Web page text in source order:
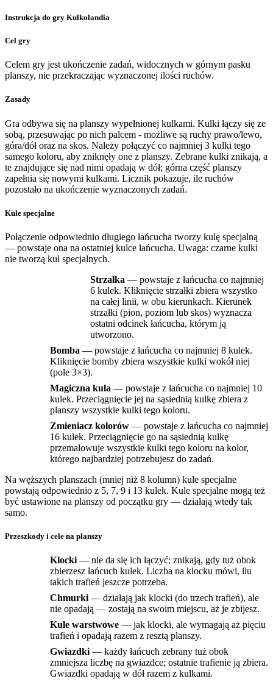
Instrukcja do gry Kulkolandia
Cel gry
Celem gry jest ukończenie zadań, widocznych w górnym pasku
planszy, nie przekraczając wyznaczonej ilości ruchów.
Zasady
Gra odbywa się na planszy wypełnionej kulkami. Kulki łączy się ze
sobą, przesuwając po nich palcem - możliwe są ruchy prawo/lewo,
góra/dół oraz na skos. Należy połączyć co najmniej 3 kulki tego
samego koloru, aby zniknęły one z planszy. Zebrane kulki znikają, a
te znajdujące się nad nimi opadają w dół; górna część planszy
zapełnia się nowymi kulkami. Licznik pokazuje, ile ruchów
pozostało na ukończenie wyznaczonych zadań.
Kule specjalne
Połączenie odpowiednio długiego łańcucha tworzy kulę specjalną
— powstaje ona na ostatniej kulce łańcucha. Uwaga: czarne kulki
nie tworzą kul specjalnych.
Strzałka — powstaje z łańcucha co najmniej
6 kulek. Kliknięcie strzałki zbiera wszystko
na całej linii, w obu kierunkach. Kierunek
strzałki (pion, poziom lub skos) wyznacza
ostatni odcinek łańcucha, którym ją
utworzono.
Bomba — powstaje z łańcucha co najmniej 8 kulek.
Kliknięcie bomby zbiera wszystkie kulki wokół niej
(pole 3×3).
Magiczna kula — powstaje z łańcucha co najmniej 10
kulek. Przeciągnięcie jej na sąsiednią kulkę zbiera z
planszy wszystkie kulki tego koloru.
Zmieniacz kolorów — powstaje z łańcucha co najmniej
16 kulek. Przeciągnięcie go na sąsiednią kulkę
przemalowuje wszystkie kulki tego koloru na kolor,
którego najbardziej potrzebujesz do zadań.
Na węższych planszach (mniej niż 8 kolumn) kule specjalne
powstają odpowiednio z 5, 7, 9 i 13 kulek. Kule specjalne mogą też
być ustawione na planszy od początku gry — działają wtedy tak
samo.
Przeszkody i cele na planszy
Klocki — nie da się ich łączyć; znikają, gdy tuż obok
zbierzesz łańcuch kulek. Liczba na klocku mówi, ilu
takich trafień jeszcze potrzeba.
Chmurki — działają jak klocki (do trzech trafień), ale
nie opadają — zostają na swoim miejscu, aż je zbijesz.
Kule warstwowe — jak klocki, ale wymagają aż pięciu
trafień i opadają razem z resztą planszy.
Gwiazdki — każdy łańcuch zebrany tuż obok
zmniejsza liczbę na gwiazdce; ostatnie trafienie ją zbiera.
Gwiazdki opadają w dół razem z kulkami.